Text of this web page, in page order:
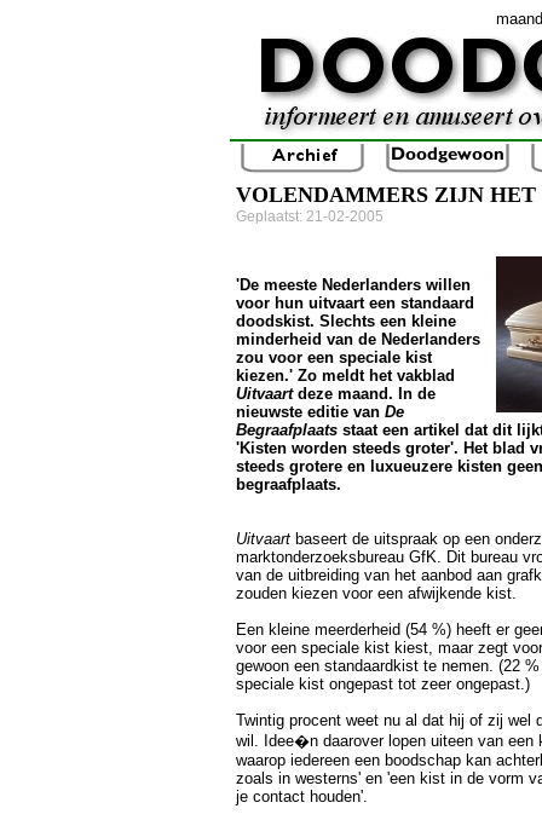
VOLENDAMMERS ZIJN HET
Geplaatst: 21-02-2005
'De meeste Nederlanders willen
voor hun uitvaart een standaard
doodskist. Slechts een kleine
minderheid van de Nederlanders
zou voor een speciale kist
kiezen.' Zo meldt het vakblad
Uitvaartdeze maand. In de
nieuwste editie van De
Begraafplaats staat een artikel dat dit
'Kisten worden steeds groter'. Het blad
steeds grotere en luxueuzere kisten
begraafplaats.
Uitvaart baseert de uitspraak op een
marktonderzoeksbureau GfK. Dit bureau
van de uitbreiding van het aanbod aan
zouden kiezen voor een afwijkende kist.
Een kleine meerderheid (54 %) heeft er
voor een speciale kist kiest, maar zegt
gewoon een standaardkist te nemen. (22
speciale kist ongepast tot zeer ongepast.)
Twintig procent weet nu al dat hij of zij wel
wil. Idee�n daarover lopen uiteen van een
waarop iedereen een boodschap kan
zoals in westerns' en 'een kist in de vorm
je contact houden'.